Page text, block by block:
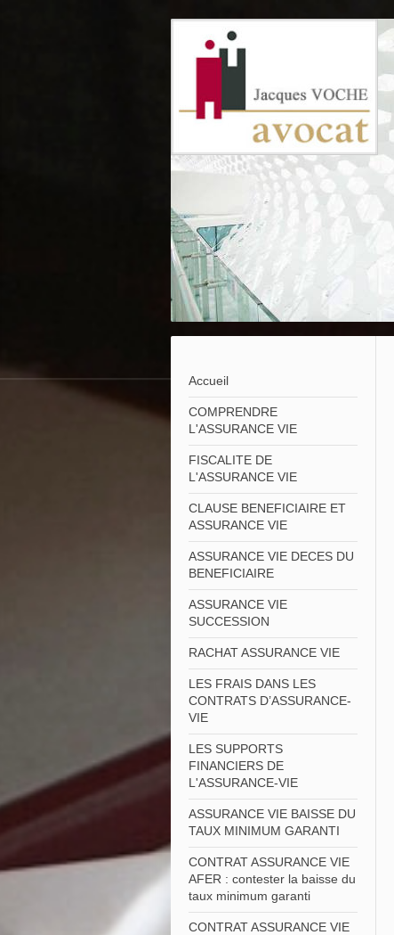
Accueil
COMPRENDRE
L'ASSURANCE VIE
FISCALITE DE
L'ASSURANCE VIE
CLAUSE BENEFICIAIRE ET
ASSURANCE VIE
ASSURANCE VIE DECES DU
BENEFICIAIRE
ASSURANCE VIE
SUCCESSION
RACHAT ASSURANCE VIE
LES FRAIS DANS LES
CONTRATS D’ASSURANCE-
VIE
LES SUPPORTS
FINANCIERS DE
L'ASSURANCE-VIE
ASSURANCE VIE BAISSE DU
TAUX MINIMUM GARANTI
CONTRAT ASSURANCE VIE
AFER : contester la baisse du
taux minimum garanti
CONTRAT ASSURANCE VIE